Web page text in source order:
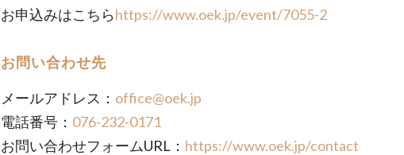
お申込みはこちらhttps://www.oek.jp/event/7055-2
お問い合わせ先
メールアドレス： office@oek.jp
電話番号： 076-232-0171
お問い合わせフォームURL： https://www.oek.jp/contact